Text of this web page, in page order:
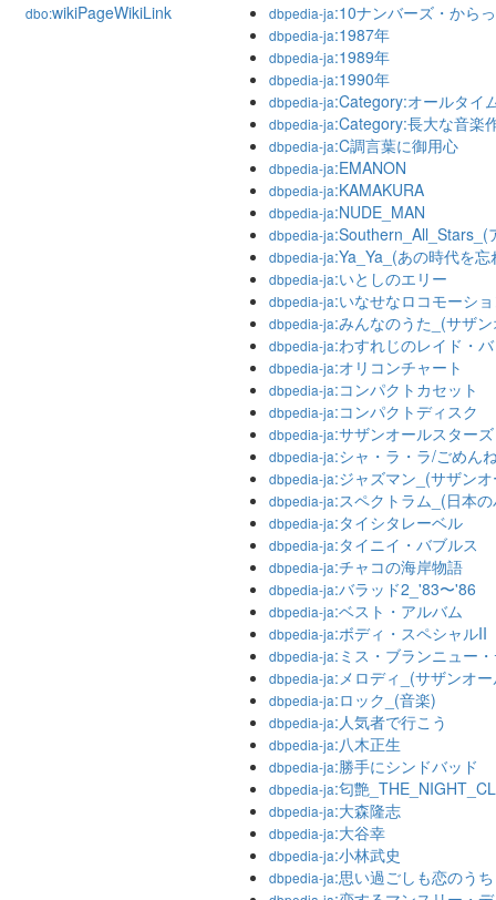
dbo:wikiPageWikiLink dbpedia-ja:10ナンバーズ・から
dbpedia-ja:1987年
dbpedia-ja:1989年
dbpedia-ja:1990年
dbpedia-ja:Category:オールタイ
dbpedia-ja:Category:長大な音楽
dbpedia-ja:C調言葉に御用心
dbpedia-ja:EMANON
dbpedia-ja:KAMAKURA
dbpedia-ja:NUDE_MAN
dbpedia-ja:Southern_All_Stars_(
dbpedia-ja:Ya_Ya_(あの時代を忘
dbpedia-ja:いとしのエリー
dbpedia-ja:いなせなロコモーシ
dbpedia-ja:みんなのうた_(サザ
dbpedia-ja:わすれじのレイド・
dbpedia-ja:オリコンチャート
dbpedia-ja:コンパクトカセット
dbpedia-ja:コンパクトディスク
dbpedia-ja:サザンオールスターズ
dbpedia-ja:シャ・ラ・ラ/ごめん
dbpedia-ja:ジャズマン_(サザン
dbpedia-ja:スペクトラム_(日本
dbpedia-ja:タイシタレーベル
dbpedia-ja:タイニイ・バブルス
dbpedia-ja:チャコの海岸物語
dbpedia-ja:バラッド2_'83〜'86
dbpedia-ja:ベスト・アルバム
dbpedia-ja:ボディ・スペシャルII
dbpedia-ja:ミス・ブランニュー
dbpedia-ja:メロディ_(サザンオ
dbpedia-ja:ロック_(音楽)
dbpedia-ja:人気者で行こう
dbpedia-ja:八木正生
dbpedia-ja:勝手にシンドバッド
dbpedia-ja:匂艶
dbpedia-ja:大森隆志
dbpedia-ja:大谷幸
dbpedia-ja:小林武史
dbpedia-ja:思い過ごしも恋のうち